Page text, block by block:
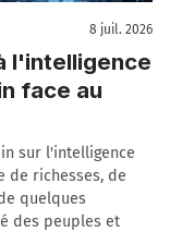
8 juil. 2026
l'intelligence
face au
sur l'intelligence
de richesses, de
quelques
des peuples et